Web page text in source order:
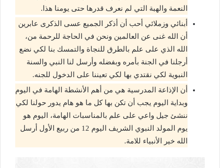
النعمة والهبة التي لم نعرف قدرها حتى يومنا هذا.
أبنائي وزملائي أحب أن أذكر الجميع عسى الذكرى عابرين
أن الله غنى عن العالمين ونحن في الحاجة للرحمة من،
الله الذي على علم بالطرق للنجاة والتمسك بنا لكي نضع
أرجلنا في الجنة بأمره وبفضله وأرسل لنا النبي والسنة
النبوية لكي نقتدي بها لكي تعيننا على الدخول للجنه.
أن الإذاعة المدرسية هي من أهم الأنشطة الهامة في اليوم
وبداية اليوم يجب أن تكن بها كل ما هو هام يدور حولنا لكي
ننشئ جيل واعي على علم بالمناسبات الهامة، اليوم هو
يوم المولد النبوي الشريف اليوم 12 من ربيع الأول أرسل
الله خير الأنبياء للامة.